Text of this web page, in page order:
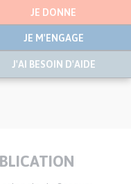
JE DONNE
JE M'ENGAGE
J'AI BESOIN D'AIDE